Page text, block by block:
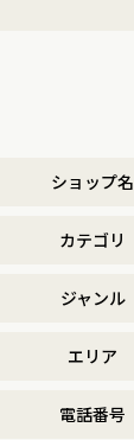
ショップ名
カテゴリ
ジャンル
エリア
電話番号